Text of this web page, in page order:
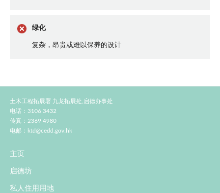
绿化
复杂，昂贵或难以保养的设计
土木工程拓展署 九龙拓展处,启德办事处
电话：3106 3432
传真：2369 4980
电邮： ktd@cedd.gov.hk
主页
启德坊
私人住用用地